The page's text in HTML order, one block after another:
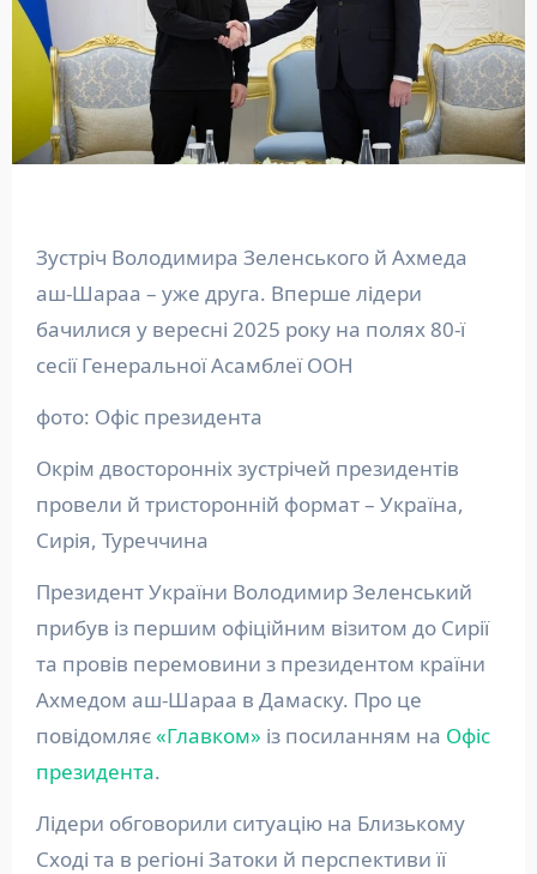
Зустріч Володимира Зеленського й Ахмеда
аш-Шараа – уже друга. Вперше лідери
бачилися у вересні 2025 року на полях 80-ї
сесії Генеральної Асамблеї ООН
фото: Офіс президента
Окрім двосторонніх зустрічей президентів
провели й тристоронній формат – Україна,
Сирія, Туреччина
Президент України Володимир Зеленський
прибув із першим офіційним візитом до Сирії
та провів перемовини з президентом країни
Ахмедом аш-Шараа в Дамаску. Про це
повідомляє«Главком» із посиланням на Офіс
президента.
Лідери обговорили ситуацію на Близькому
Сході та в регіоні Затоки й перспективи її